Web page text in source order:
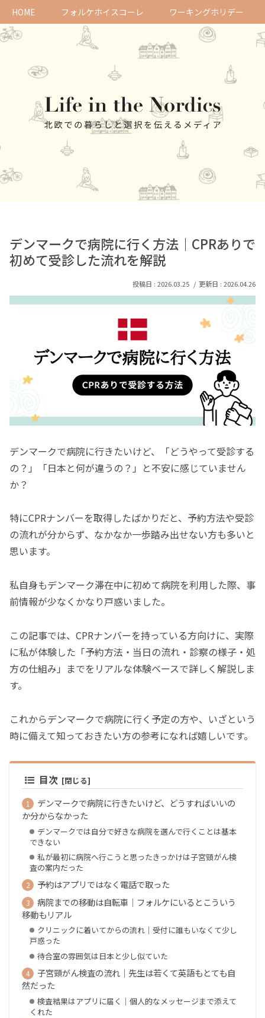
HOME フォルケホイスコーレ ワーキングホリデー
デンマークで病院に行く方法｜CPRありで
初めて受診した流れを解説
2026.03.25 2026.04.26
デンマークで病院に行きたいけど、「どうやって受診する
の？」「日本と何が違うの？」と不安に感じていません
か？
特にCPRナンバーを取得したばかりだと、予約方法や受診
の流れが分からず、なかなか一歩踏み出せない方も多いと
思います。
私自身もデンマーク滞在中に初めて病院を利用した際、事
前情報が少なくかなり戸惑いました。
この記事では、CPRナンバーを持っている方向けに、実際
に私が体験した「予約方法・当日の流れ・診察の様子・処
方の仕組み」までをリアルな体験ベースで詳しく解説しま
す。
これからデンマークで病院に行く予定の方や、いざという
時に備えて知っておきたい方の参考になれば嬉しいです。
目次
デンマークで病院に行きたいけど、どうすればいいの
か分からなかった
デンマークでは自分で好きな病院を選んで行くことは基本
できない
私が最初に病院へ行こうと思ったきっかけは子宮頸がん検
査の案内だった
予約はアプリではなく電話で取った
病院までの移動は自転車｜フォルケにいるとこういう
移動もリアル
クリニックに着いてからの流れ｜受付に誰もいなくて少し
戸惑った
待合室の雰囲気は日本と少し似ていた
子宮頸がん検査の流れ｜先生は若くて英語もとても自
然だった
検査結果はアプリに届く｜個人的なメッセージまで添えて
くれた